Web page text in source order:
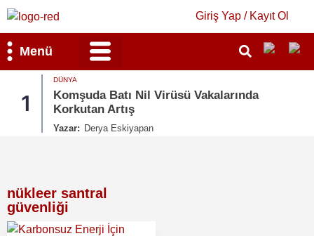
Giriş Yap / Kayıt Ol
Menü
1
DÜNYA
Komşuda Batı Nil Virüsü Vakalarında
Korkutan Artış
Yazar: Derya Eskiyapan
nükleer santral
güvenliği